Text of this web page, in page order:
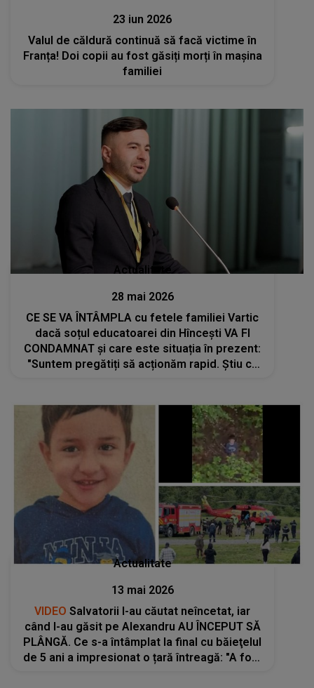
23 iun 2026
Valul de căldură continuă să facă victime în
Franța! Doi copii au fost găsiți morți în mașina
familiei
Actualitate
28 mai 2026
CE SE VA ÎNTÂMPLA cu fetele familiei Vartic
dacă soțul educatoarei din Hîncești VA FI
CONDAMNAT și care este situația în prezent:
"Suntem pregătiți să acționăm rapid. Știu că
Actualitate
13 mai 2026
VIDEO Salvatorii l-au căutat neîncetat, iar
când l-au găsit pe Alexandru AU ÎNCEPUT SĂ
PLÂNGĂ. Ce s-a întâmplat la final cu băieţelul
de 5 ani a impresionat o țară întreagă: "A fost